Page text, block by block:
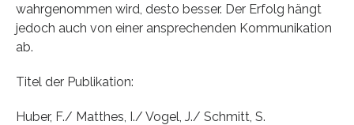
wahrgenommen wird, desto besser. Der Erfolg hängt
jedoch auch von einer ansprechenden Kommunikation
ab.
Titel der Publikation:
Huber, F./ Matthes, I./ Vogel, J./ Schmitt, S.